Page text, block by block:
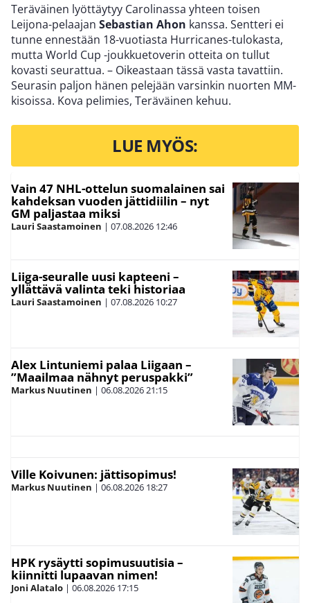
Teräväinen lyöttäytyy Carolinassa yhteen toisen
Leijona-pelaajan Sebastian Ahon kanssa. Sentteri ei
tunne ennestään 18-vuotiasta Hurricanes-tulokasta,
mutta World Cup -joukkuetoverin otteita on tullut
kovasti seurattua. – Oikeastaan tässä vasta tavattiin.
Seurasin paljon hänen pelejään varsinkin nuorten MM-
kisoissa. Kova pelimies, Teräväinen kehuu.
LUE MYÖS:
Vain 47 NHL-ottelun suomalainen sai
kahdeksan vuoden jättidiilin – nyt
GM paljastaa miksi
Lauri Saastamoinen | 07.08.2026 12:46
Liiga-seuralle uusi kapteeni –
yllättävä valinta teki historiaa
Lauri Saastamoinen | 07.08.2026 10:27
Alex Lintuniemi palaa Liigaan –
”Maailmaa nähnyt peruspakki”
Markus Nuutinen | 06.08.2026 21:15
Ville Koivunen: jättisopimus!
Markus Nuutinen | 06.08.2026 18:27
HPK rysäytti sopimusuutisia –
kiinnitti lupaavan nimen!
Joni Alatalo | 06.08.2026 17:15